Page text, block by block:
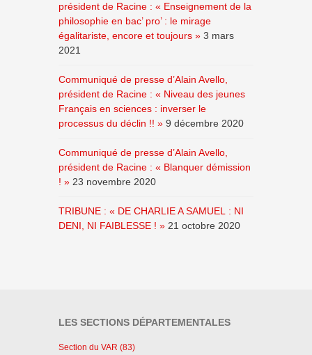
président de Racine : « Enseignement de la
philosophie en bac’ pro’ : le mirage
égalitariste, encore et toujours » 3 mars
2021
Communiqué de presse d’Alain Avello,
président de Racine : « Niveau des jeunes
Français en sciences : inverser le
processus du déclin !! » 9 décembre 2020
Communiqué de presse d’Alain Avello,
président de Racine : « Blanquer démission
! » 23 novembre 2020
TRIBUNE : « DE CHARLIE A SAMUEL : NI
DENI, NI FAIBLESSE ! » 21 octobre 2020
LES SECTIONS DÉPARTEMENTALES
Section du VAR (83)